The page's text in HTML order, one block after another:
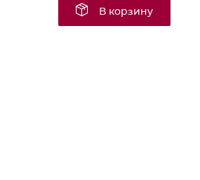
В корзину